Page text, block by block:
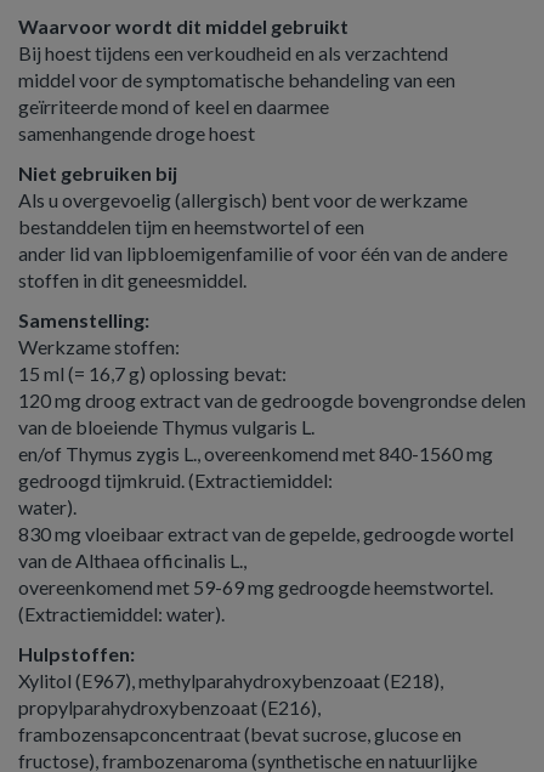
Waarvoor wordt dit middel gebruikt
Bij hoest tijdens een verkoudheid en als verzachtend
middel voor de symptomatische behandeling van een
geïrriteerde mond of keel en daarmee
samenhangende droge hoest
Niet gebruiken bij
Als u overgevoelig (allergisch) bent voor de werkzame
bestanddelen tijm en heemstwortel of een
ander lid van lipbloemigenfamilie of voor één van de andere
stoffen in dit geneesmiddel.
Samenstelling:
Werkzame stoffen:
15 ml (= 16,7 g) oplossing bevat:
120 mg droog extract van de gedroogde bovengrondse delen
van de bloeiende Thymus vulgaris L.
en/of Thymus zygis L., overeenkomend met 840-1560 mg
gedroogd tijmkruid. (Extractiemiddel:
water).
830 mg vloeibaar extract van de gepelde, gedroogde wortel
van de Althaea officinalis L.,
overeenkomend met 59-69 mg gedroogde heemstwortel.
(Extractiemiddel: water).
Hulpstoffen:
Xylitol (E967), methylparahydroxybenzoaat (E218),
propylparahydroxybenzoaat (E216),
frambozensapconcentraat (bevat sucrose, glucose en
fructose), frambozenaroma (synthetische en natuurlijke